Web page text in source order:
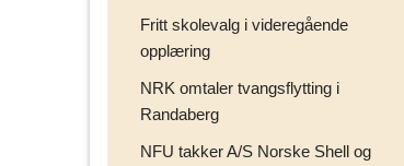
Fritt skolevalg i videregående
opplæring
NRK omtaler tvangsflytting i
Randaberg
NFU takker A/S Norske Shell og